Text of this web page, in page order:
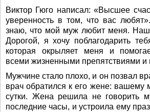
Виктор Гюго написал: «Высшее
уверенность в том, что вас
знаю, что мой муж любит меня.
Дорогой, я хочу поблагодарить
которая окрыляет меня и
всеми жизненными препятствиями и
Мужчине стало плохо, и он позвал
врач обратился к его жене: вашему
сутки. Жена решила не говорить
последние часы, и устроила ему